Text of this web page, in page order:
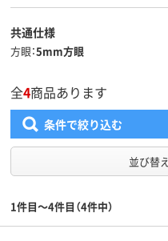
共通仕様
方眼 5mm方眼
全4商品あります
条件で絞り込む
並び替
1件目～4件目（4件中）